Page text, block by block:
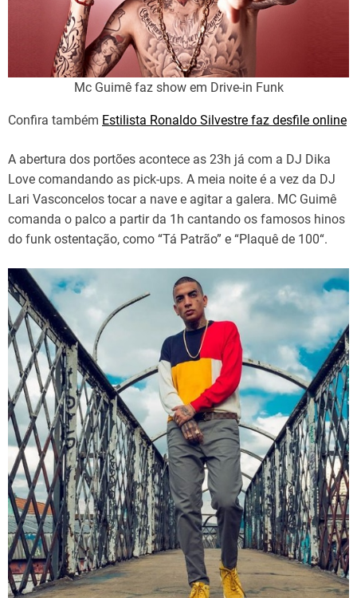
Mc Guimê faz show em Drive-in Funk
Confira também Estilista Ronaldo Silvestre faz desfile online
A abertura dos portões acontece as 23h já com a DJ Dika
Love comandando as pick-ups. A meia noite é a vez da DJ
Lari Vasconcelos tocar a nave e agitar a galera. MC Guimê
comanda o palco a partir da 1h cantando os famosos hinos
do funk ostentação, como “Tá Patrão” e “Plaquê de 100“.